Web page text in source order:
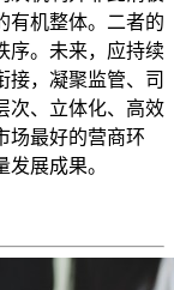
有机整体。二者的
序。未来，应持续
接，凝聚监管、司
次、立体化、高效
场最好的营商环
展成果。